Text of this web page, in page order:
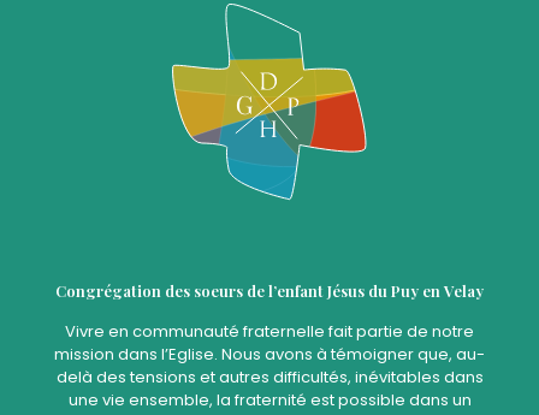
Congrégation des soeurs de l’enfant Jésus du Puy en Velay
Vivre en communauté fraternelle fait partie de notre
mission dans l’Eglise. Nous avons à témoigner que, au-
delà des tensions et autres difficultés, inévitables dans
une vie ensemble, la fraternité est possible dans un